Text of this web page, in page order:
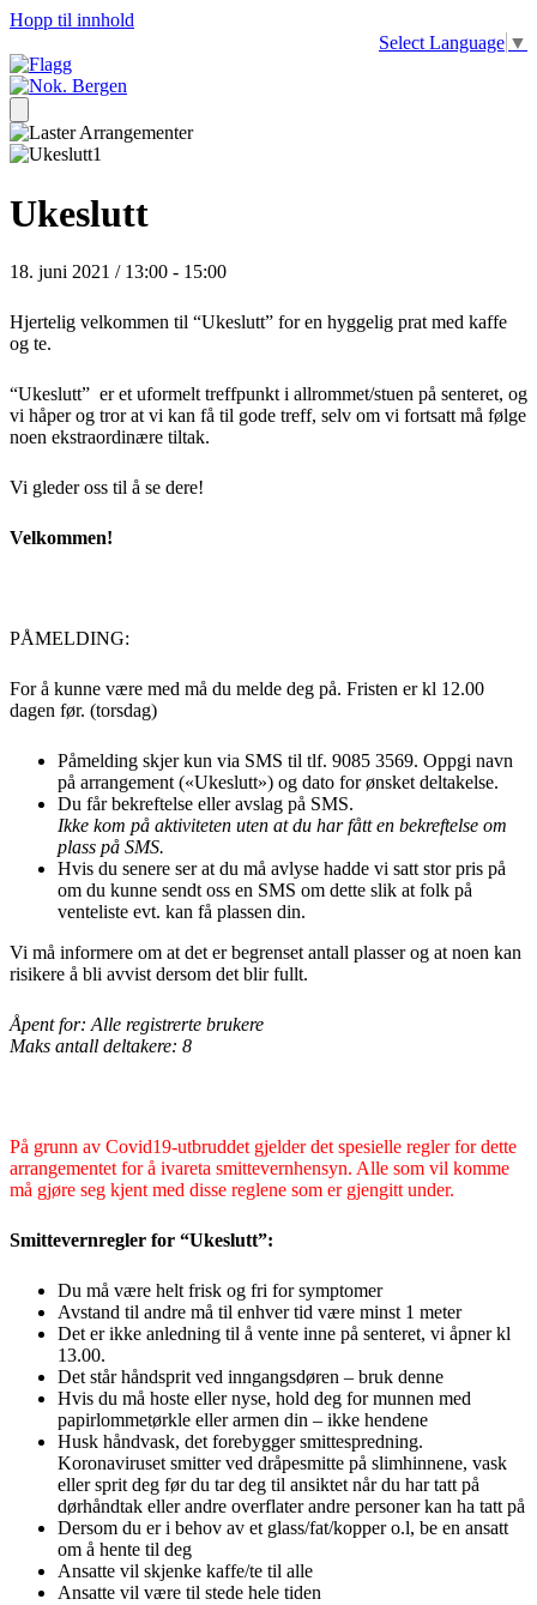
Hopp til innhold
Select Language ▼
Ukeslutt
18. juni 2021 / 13:00 - 15:00
Hjertelig velkommen til “Ukeslutt” for en hyggelig prat med kaffe
og te.
“Ukeslutt” er et uformelt treffpunkt i allrommet/stuen på senteret, og
vi håper og tror at vi kan få til gode treff, selv om vi fortsatt må følge
noen ekstraordinære tiltak.
Vi gleder oss til å se dere!
Velkommen!
PÅMELDING:
For å kunne være med må du melde deg på. Fristen er kl 12.00
dagen før. (torsdag)
Påmelding skjer kun via SMS til tlf. 9085 3569. Oppgi navn
på arrangement («Ukeslutt») og dato for ønsket deltakelse.
Du får bekreftelse eller avslag på SMS.
Ikke kom på aktiviteten uten at du har fått en bekreftelse om
plass på SMS.
Hvis du senere ser at du må avlyse hadde vi satt stor pris på
om du kunne sendt oss en SMS om dette slik at folk på
venteliste evt. kan få plassen din.
Vi må informere om at det er begrenset antall plasser og at noen kan
risikere å bli avvist dersom det blir fullt.
Åpent for: Alle registrerte brukere
Maks antall deltakere: 8
På grunn av Covid19-utbruddet gjelder det spesielle regler for dette
arrangementet for å ivareta smittevernhensyn. Alle som vil komme
må gjøre seg kjent med disse reglene som er gjengitt under.
Smittevernregler for “Ukeslutt”:
Du må være helt frisk og fri for symptomer
Avstand til andre må til enhver tid være minst 1 meter
Det er ikke anledning til å vente inne på senteret, vi åpner kl
13.00.
Det står håndsprit ved inngangsdøren – bruk denne
Hvis du må hoste eller nyse, hold deg for munnen med
papirlommetørkle eller armen din – ikke hendene
Husk håndvask, det forebygger smittespredning.
Koronaviruset smitter ved dråpesmitte på slimhinnene, vask
eller sprit deg før du tar deg til ansiktet når du har tatt på
dørhåndtak eller andre overflater andre personer kan ha tatt på
Dersom du er i behov av et glass/fat/kopper o.l, be en ansatt
om å hente til deg
Ansatte vil skjenke kaffe/te til alle
Ansatte vil være til stede hele tiden